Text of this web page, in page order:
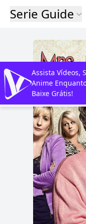
Serie Guide
Assista Vídeos,
Anime
Baixe Grátis!